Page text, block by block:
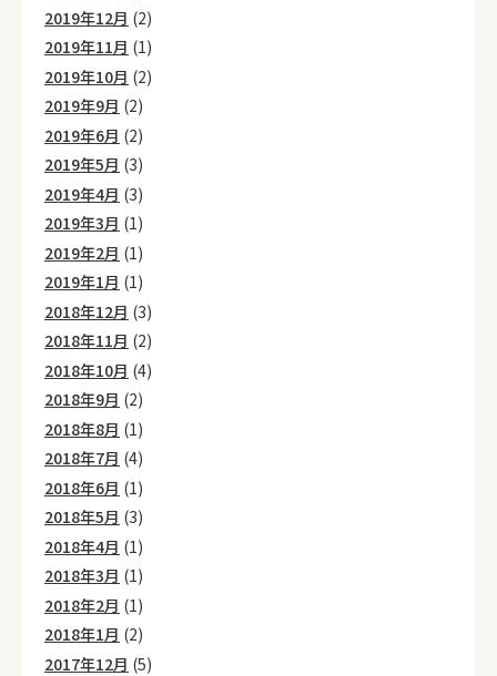
2019年12月 (2)
2019年11月 (1)
2019年10月 (2)
2019年9月 (2)
2019年6月 (2)
2019年5月 (3)
2019年4月 (3)
2019年3月 (1)
2019年2月 (1)
2019年1月 (1)
2018年12月 (3)
2018年11月 (2)
2018年10月 (4)
2018年9月 (2)
2018年8月 (1)
2018年7月 (4)
2018年6月 (1)
2018年5月 (3)
2018年4月 (1)
2018年3月 (1)
2018年2月 (1)
2018年1月 (2)
2017年12月 (5)